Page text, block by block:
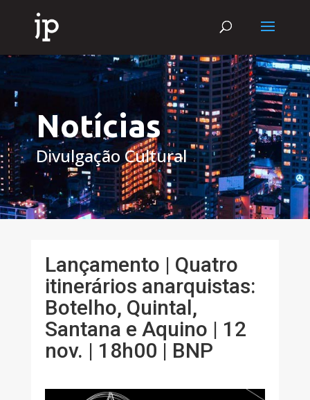
Notícias
Divulgação Cultural
Lançamento | Quatro
itinerários anarquistas:
Botelho, Quintal,
Santana e Aquino | 12
nov. | 18h00 | BNP